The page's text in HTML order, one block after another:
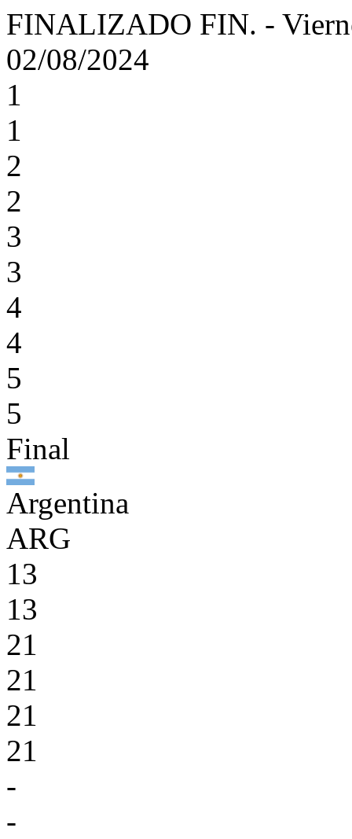
FINALIZADO FIN. -
02/08/2024
1
1
2
2
3
3
4
4
5
5
Final
Argentina
ARG
13
13
21
21
21
21
-
-